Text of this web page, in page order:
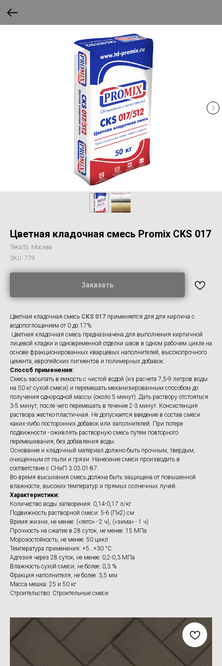
Цветная кладочная смесь Promix CKS 017
ТеКаТо, Москва
SKU: 779
Заказать
Цветная кладочная смесь CKS 017 применяется для для кирпича с
водопоглощением от 0 до 17%.
Цветная кладочная смесь предназначена для выполнения кирпичной
лицевой кладки и одновременной отделки швов в одном рабочем цикле на
основе фракционированных кварцевых наполнителей, высокопрочного
цемента, европейских пигментов и полимерных добавок.
Способ применения:
Смесь засыпать в емкость с чистой водой (из расчета 7,5-9 литров воды
на 50 кг сухой смеси) и перемешать механизированным способом до
получения однородной массы (около 5 минут). Дать раствору отстояться
3-5 минут, после чего перемешать в течение 2-3 минут. Консистенция
раствора жестко-пластичная. Не допускается введение в состав смеси
каких-либо посторонних добавок или заполнителей. При потере
подвижности - оживлять растворную смесь путем повторного
перемешивания, без добавления воды.
Основание и кладочный материал должно быть прочным, твердым,
очищенным от пыли и грязи. Нанесение смеси производить в
соответствие с СНиП 3.03.01-87.
Во время высыхания смесь должна быть защищена от повышенной
влажности, высоких температур и прямых солнечных лучей.
Характеристики:
Количество воды затворения: 0,14-0,17 л/кг
Подвижность растворной смеси: 5-6 (Пк2) см
Время жизни, не менее: («лето» - 2 ч), («зима» - 1 ч)
Прочность на сжатие в 28 суток, не менее: 15 МПа
Морозостойкость, не менее: 50 цикл
Температура применения: +5…+30 °С
Адгезия через 28 суток, не менее: 0,2-0,3 МПа
Влажность сухой смеси, не более: 0,3 %
Фракция наполнителя, не более: 3,5 мм
Масса мешка: 25 и 50 кг
Строительство: Строительные смеси